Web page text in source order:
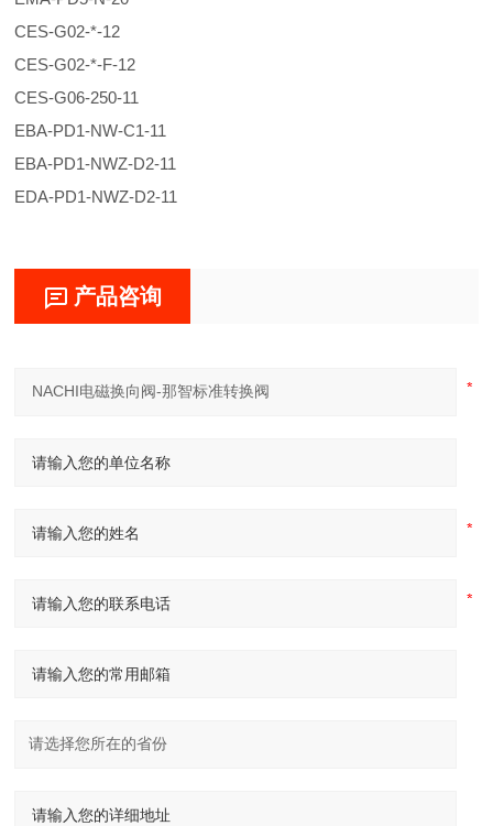
CES-G02-*-12
CES-G02-*-F-12
CES-G06-250-11
EBA-PD1-NW-C1-11
EBA-PD1-NWZ-D2-11
EDA-PD1-NWZ-D2-11
产品咨询